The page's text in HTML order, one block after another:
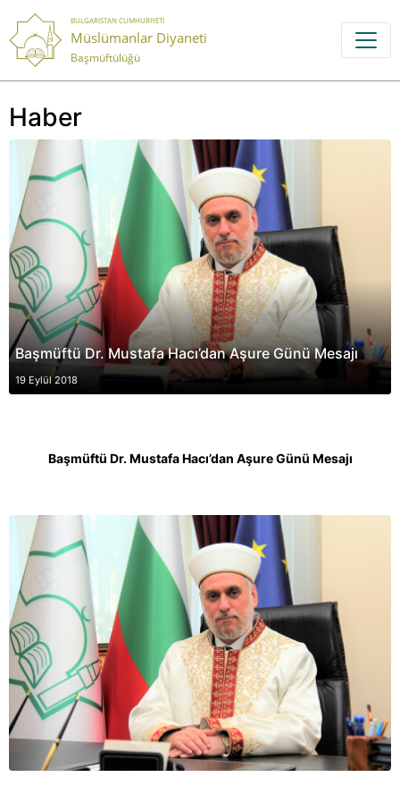
BULGARISTAN CUMHURIYETI
Müslümanlar Diyaneti
Başmüftülüğü
Haber
Başmüftü Dr. Mustafa Hacı’dan Aşure Günü Mesajı
19 Eylül 2018
Başmüftü Dr. Mustafa Hacı’dan Aşure Günü Mesajı